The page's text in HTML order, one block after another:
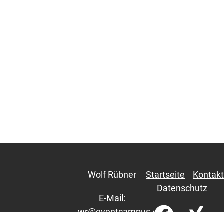
Wolf Rübner
E-Mail:
Startseite
Kontakt
Datenschutz